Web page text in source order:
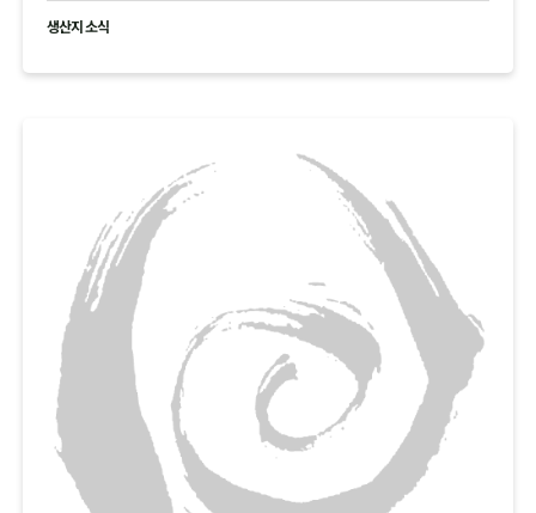
고맙습니다.
생산지 소식